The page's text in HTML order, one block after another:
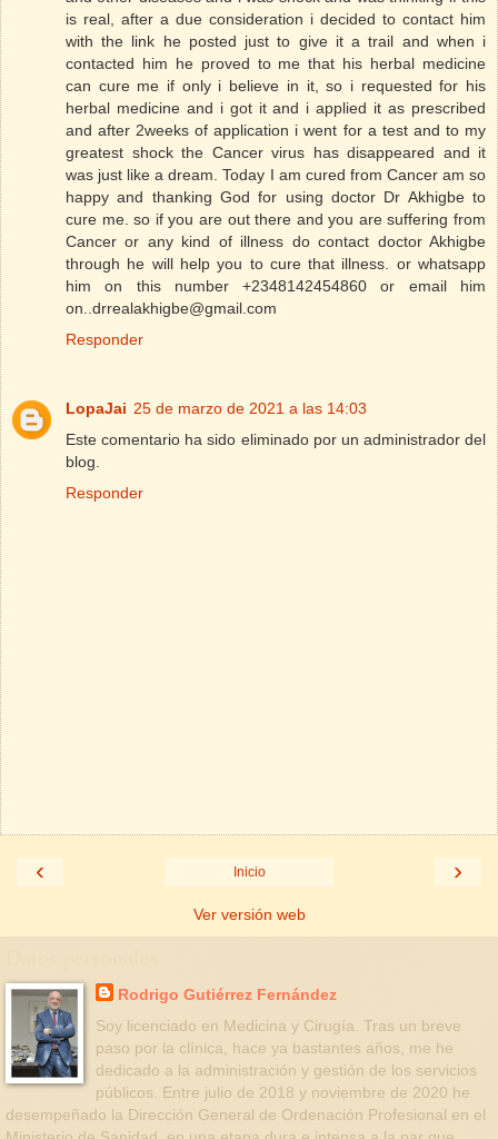
is real, after a due consideration i decided to contact him
with the link he posted just to give it a trail and when i
contacted him he proved to me that his herbal medicine
can cure me if only i believe in it, so i requested for his
herbal medicine and i got it and i applied it as prescribed
and after 2weeks of application i went for a test and to my
greatest shock the Cancer virus has disappeared and it
was just like a dream. Today I am cured from Cancer am so
happy and thanking God for using doctor Dr Akhigbe to
cure me. so if you are out there and you are suffering from
Cancer or any kind of illness do contact doctor Akhigbe
through he will help you to cure that illness. or whatsapp
him on this number +2348142454860 or email him
on..drrealakhigbe@gmail.com
Responder
LopaJai 25 de marzo de 2021 a las 14:03
Este comentario ha sido eliminado por un administrador del
blog.
Responder
‹ ›
Inicio
Ver versión web
Rodrigo Gutiérrez Fernández
Soy licenciado en Medicina y Cirugía. Tras un breve
paso por la clínica, hace ya bastantes años, me he
dedicado a la administración y gestión de los servicios
públicos. Entre julio de 2018 y noviembre de 2020 he
desempeñado la Dirección General de Ordenación Profesional en el